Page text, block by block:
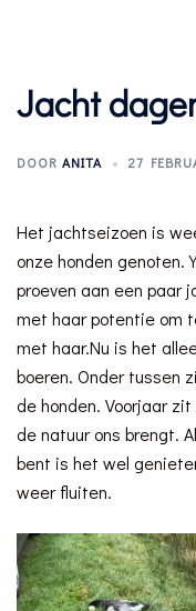
Jacht
DOOR ANITA 27
Het jachtseizoen is
onze honden genoten.
proeven aan een paar
met haar potentie om
met haar.Nu is het
boeren. Onder tussen
de honden. Voorjaar
de natuur ons brengt.
bent is het wel
weer fluiten.